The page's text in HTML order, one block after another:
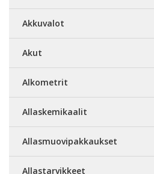
Akkuvalot
Akut
Alkometrit
Allaskemikaalit
Allasmuovipakkaukset
Allastarvikkeet